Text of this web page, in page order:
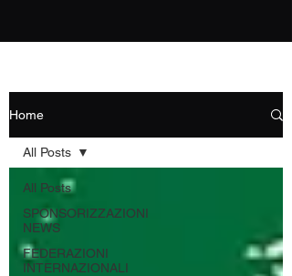
Home
All Posts
SPONSORIZZAZIONI
NEWS
FEDERAZIONI
INTERNAZIONALI
All Posts